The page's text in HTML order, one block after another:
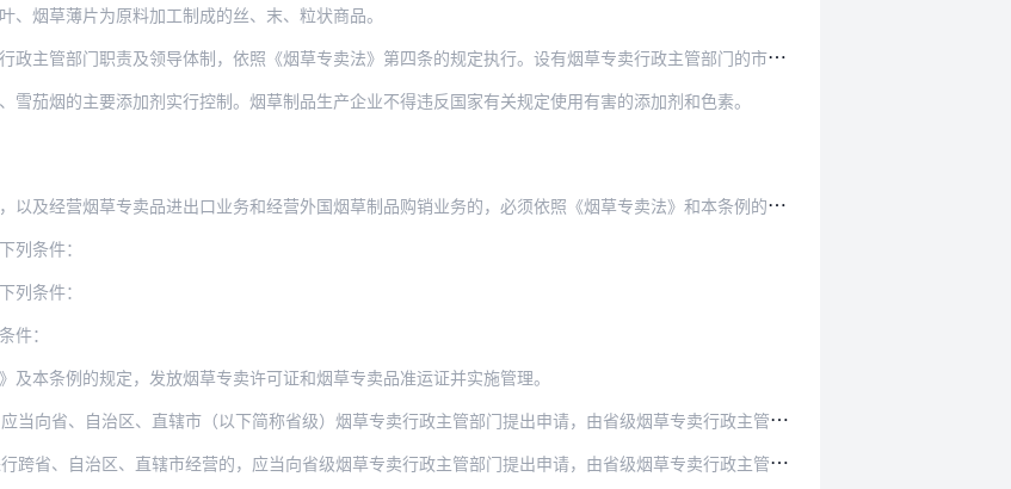
烟草薄片为原料加工制成的丝、末、粒状商品。
职责及领导体制，依照《烟草专卖法》第四条的规定执行。设有烟草专卖行政主管部门的市、县，由市、县烟草专卖行政主管部…
雪茄烟的主要添加剂实行控制。烟草制品生产企业不得违反国家有关规定使用有害的添加剂和色素。
草专卖品进出口业务和经营外国烟草制品购销业务的，必须依照《烟草专卖法》和本条例的规定，申请领取烟草专卖许可证。
列条件：
列条件：
件：
及本条例的规定，发放烟草专卖许可证和烟草专卖品准运证并实施管理。
治区、直辖市（以下简称省级）烟草专卖行政主管部门提出申请，由省级烟草专卖行政主管部门审查签署意见，报国务院烟草专卖…
区、直辖市经营的，应当向省级烟草专卖行政主管部门提出申请，由省级烟草专卖行政主管部门审查签署意见，报国务院烟草专卖…